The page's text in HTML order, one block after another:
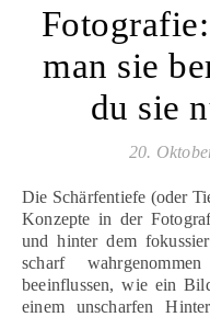
man sie
du sie
20.
Die Schärfentiefe (oder Tiefenschärfe) ist eines der wichtigsten
Konzepte in der
und hinter dem
scharf
beeinflussen, wie ein
einem unscharfen